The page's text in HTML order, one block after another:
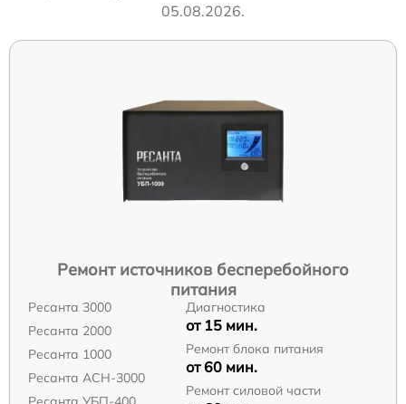
05.08.2026.
Ремонт источников бесперебойного
питания
Ресанта 3000
Ресанта 2000
Ресанта 1000
Ресанта АСН-3000
Диагностика
от 15 мин.
Ремонт блока питания
от 60 мин.
Ремонт силовой части